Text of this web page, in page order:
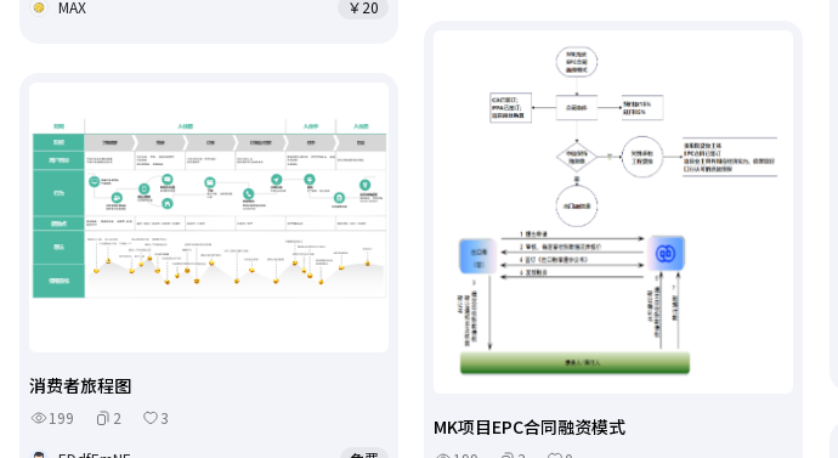
MAX
￥20
MK项目EPC合同融资模式
消费者旅程图
199 2
3